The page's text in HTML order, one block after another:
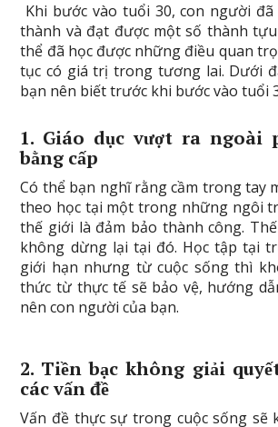
Khi bước vào tuổi 30, con người
thành và đạt được một số thành
thể đã học được những điều quan
tục có giá trị trong tương lai. Dưới
bạn nên biết trước khi bước vào tuổi
1. Giáo dục vượt ra ngoài
bằng cấp
Có thể bạn nghĩ rằng cầm trong tay
theo học tại một trong những ngôi
thế giới là đảm bảo thành công.
không dừng lại tại đó. Học tập tại
giới hạn nhưng từ cuộc sống thì
thức từ thực tế sẽ bảo vệ, hướng
nên con người của bạn.
2. Tiền bạc không giải
các vấn đề
Vấn đề thực sự trong cuộc sống sẽ